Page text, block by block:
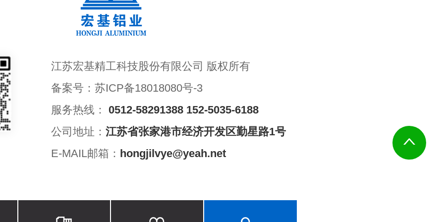
江苏宏基精工科技股份有限公司 版权所有
备案号：苏ICP备18018080号-3
服务热线：
0512-58291388 152-5035-6188
公司地址：江苏省张家港市经济开发区勤星路1号
E-MAIL邮箱： hongjilvye@yeah.net